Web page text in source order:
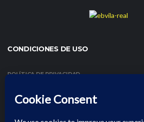
CONDICIONES DE USO
POLÍTICA DE PRIVACIDAD